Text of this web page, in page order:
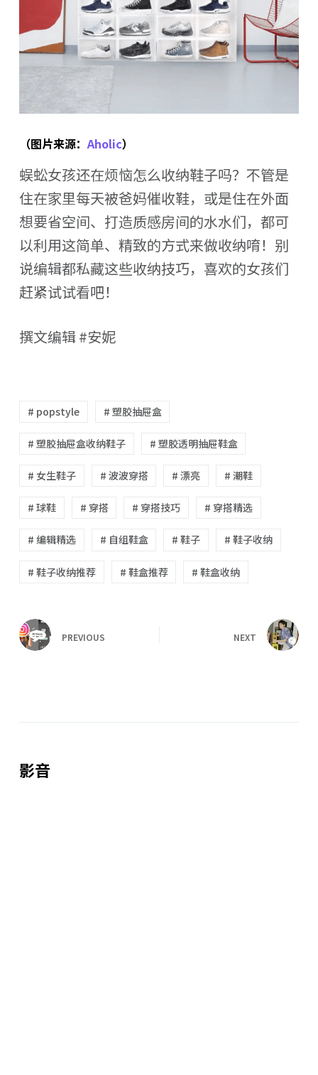
（图片来源：Aholic）
蜈蚣女孩还在烦恼怎么收纳鞋子吗？不管是
住在家里每天被爸妈催收鞋，或是住在外面
想要省空间、打造质感房间的水水们，都可
以利用这简单、精致的方式来做收纳唷！别
说编辑都私藏这些收纳技巧，喜欢的女孩们
赶紧试试看吧！
撰文编辑 #安妮
# popstyle # 塑胶抽屉盒
# 塑胶抽屉盒收纳鞋子 # 塑胶透明抽屉鞋盒
# 女生鞋子 # 波波穿搭 # 漂亮 # 潮鞋
# 球鞋 # 穿搭 # 穿搭技巧 # 穿搭精选
# 编辑精选 # 自组鞋盒 # 鞋子 # 鞋子收纳
# 鞋子收纳推荐 # 鞋盒推荐 # 鞋盒收纳
PREVIOUS NEXT
影音